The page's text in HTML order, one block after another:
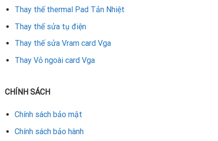
Thay thế thermal Pad Tản Nhiệt
Thay thế sửa tụ điện
Thay thế sửa Vram card Vga
Thay Vỏ ngoài card Vga
CHÍNH SÁCH
Chính sách bảo mật
Chính sách bảo hành